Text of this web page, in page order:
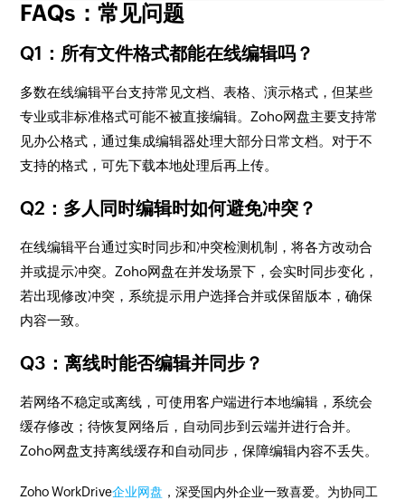
FAQs：常见问题
Q1：所有文件格式都能在线编辑吗？
多数在线编辑平台支持常见文档、表格、演示格式，但某些
专业或非标准格式可能不被直接编辑。Zoho网盘主要支持常
见办公格式，通过集成编辑器处理大部分日常文档。对于不
支持的格式，可先下载本地处理后再上传。
Q2：多人同时编辑时如何避免冲突？
在线编辑平台通过实时同步和冲突检测机制，将各方改动合
并或提示冲突。Zoho网盘在并发场景下，会实时同步变化，
若出现修改冲突，系统提示用户选择合并或保留版本，确保
内容一致。
Q3：离线时能否编辑并同步？
若网络不稳定或离线，可使用客户端进行本地编辑，系统会
缓存修改；待恢复网络后，自动同步到云端并进行合并。
Zoho网盘支持离线缓存和自动同步，保障编辑内容不丢失。
Zoho WorkDrive企业网盘 ，深受国内外企业一致喜爱。为协同工